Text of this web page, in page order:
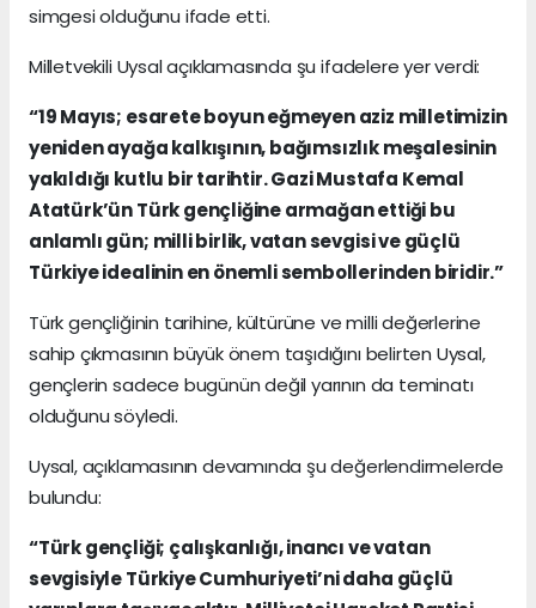
simgesi olduğunu ifade etti.
Milletvekili Uysal açıklamasında şu ifadelere yer verdi:
“19 Mayıs; esarete boyun eğmeyen aziz milletimizin
yeniden ayağa kalkışının, bağımsızlık meşalesinin
yakıldığı kutlu bir tarihtir. Gazi Mustafa Kemal
Atatürk’ün Türk gençliğine armağan ettiği bu
anlamlı gün; milli birlik, vatan sevgisi ve güçlü
Türkiye idealinin en önemli sembollerinden biridir.”
Türk gençliğinin tarihine, kültürüne ve milli değerlerine
sahip çıkmasının büyük önem taşıdığını belirten Uysal,
gençlerin sadece bugünün değil yarının da teminatı
olduğunu söyledi.
Uysal, açıklamasının devamında şu değerlendirmelerde
bulundu:
“Türk gençliği; çalışkanlığı, inancı ve vatan
sevgisiyle Türkiye Cumhuriyeti’ni daha güçlü